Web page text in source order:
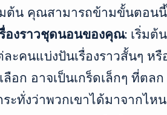
ต้น คุณสามารถข้ามขั้นตอน
องราวชุดนอนของคุณ: เริ่มต้
ะคนแบ่งปันเรื่องราวสั้นๆ ห
ลือก อาจเป็นเกร็ดเล็กๆ ที่ตล
ะทั่งว่าพวกเขาได้มาจากไห